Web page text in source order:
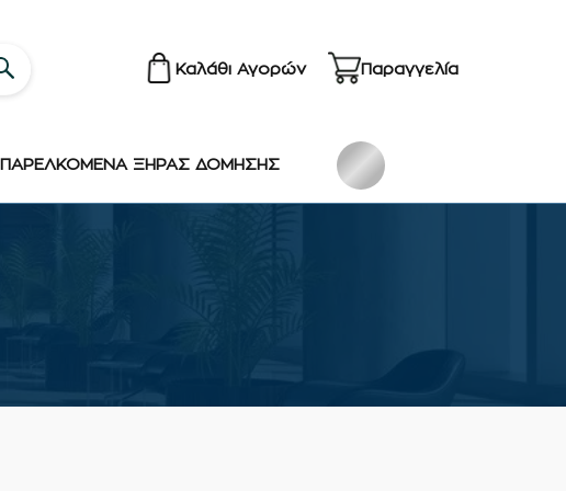
Καλάθι Αγορών Παραγγελία
ΠΑΡΕΛΚΟΜΕΝΑ ΞΗΡΑΣ ΔΟΜΗΣΗΣ